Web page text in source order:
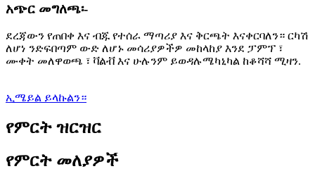
አጭር መግለጫ፡-
ደረጃውን የጠበቀ እና ብጁ የተሰራ ማጣሪያ እና ቅርጫት እናቀርባለን። ርካሽ
ለሆነ ንድፍበጣም ውድ ለሆኑ መሳሪያዎችዎ መከላከያ እንደ ፓምፕ ፣
ሙቀት መለዋወጫ ፣ ቫልቭ እና ሁሉንም ይወዳሉሜካኒካል ከቆሻሻ ሚዛን.
ኢሜይል ይላኩልን።
የምርት ዝርዝር
የምርት መለያዎች